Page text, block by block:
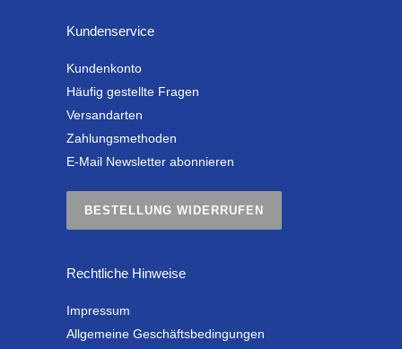
Kundenservice
Kundenkonto
Häufig gestellte Fragen
Versandarten
Zahlungsmethoden
E-Mail Newsletter abonnieren
BESTELLUNG WIDERRUFEN
Rechtliche Hinweise
Impressum
Allgemeine Geschäftsbedingungen